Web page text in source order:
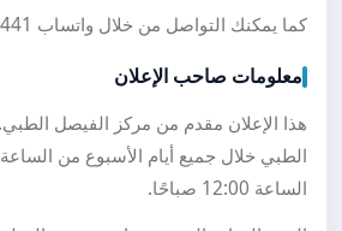
كما يمكنك التواصل من خلال واتساب
معلومات صاحب الإعلان
هذا الإعلان مقدم من مركز الفيصل
الساعة 12:00 صباحًا.